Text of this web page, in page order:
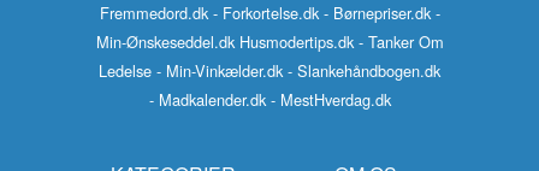
Fremmedord.dk - Forkortelse.dk - Børnepriser.dk -
Min-Ønskeseddel.dk Husmodertips.dk - Tanker Om
Ledelse - Min-Vinkælder.dk - Slankehåndbogen.dk
- Madkalender.dk - MestHverdag.dk